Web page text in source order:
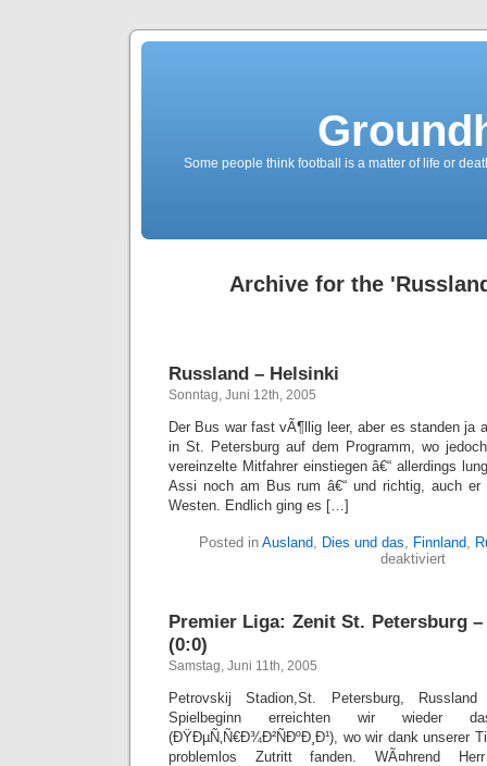
Some people think football is a matter of life or
Archive for the
Russland – Helsinki
Sonntag, Juni 12th, 2005
Der Bus war fast vÃ¶llig leer, aber es standen ja
in St. Petersburg auf dem Programm, wo
vereinzelte Mitfahrer einstiegen â€“ allerdings
Assi noch am Bus rum â€“ und richtig, auch er
Westen. Endlich ging es […]
Posted in Ausland, Dies und das, Finnland,
deaktiviertfür
Premier Liga: Zenit St. Petersburg
(0:0)
Samstag, Juni 11th, 2005
Petrovskij Stadion,St. Petersburg,
Spielbeginn erreichten wir wieder
(ÐŸÐµÑ‚Ñ€Ð¾Ð²ÑÐºÐ¸Ð¹), wo wir dank unserer
problemlos Zutritt fanden. WÃ¤hrend